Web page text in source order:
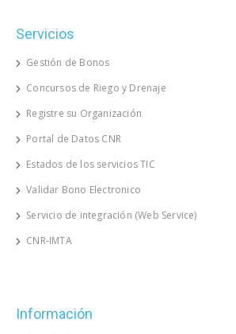
Servicios
Gestión de Bonos
Concursos de Riego y Drenaje
Registre su Organización
Portal de Datos CNR
Estados de los servicios TIC
Validar Bono Electronico
Servicio de integración (Web Service)
CNR-IMTA
Información